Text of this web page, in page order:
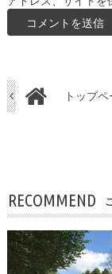
トップ
RECOMMEND